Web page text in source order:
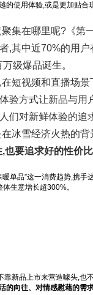
的使用体验,或是更加贴合
集在哪里呢?《第
,其中近70%的用
级爆品诞生。
短视频和直播场
验方式让新品与用
们对新鲜体验的
冰雪经济火热的背
要追求好的性价比
单品”这一消费趋势,携
生意增长超300%。
新品上市来营造噱头,也
的向往、对情感慰藉的需求